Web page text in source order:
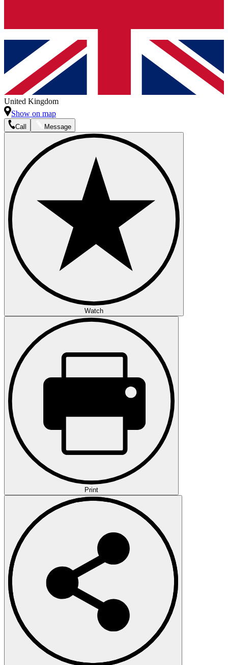
United Kingdom
Show on map
Call Message
Watch
Print